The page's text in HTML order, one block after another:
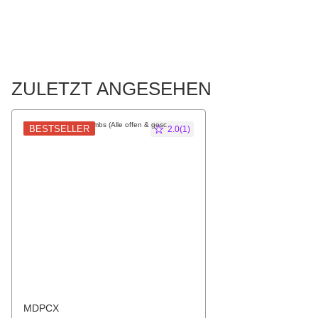
ZULETZT ANGESEHEN
BESTSELLER 2.0(1)
MDPCX